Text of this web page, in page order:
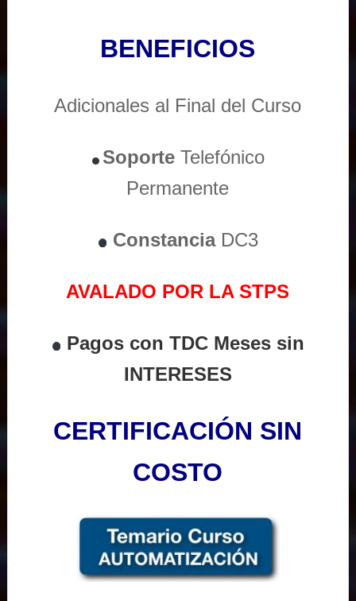
BENEFICIOS
Adicionales al Final del Curso
Soporte Telefónico
Permanente
ConstanciaDC3
AVALADO POR LA STPS
Pagos con TDC Meses sin
INTERESES
CERTIFICACIÓN SIN
COSTO